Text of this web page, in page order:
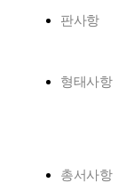
판사항
형태사항
총서사항